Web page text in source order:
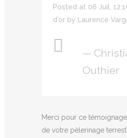
Posted at 06 Juil,
d'or by Laurence
—
Outhier
Merci pour ce
de votre pèlerinage